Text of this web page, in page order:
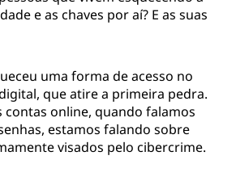
e as chaves por aí? E as suas
uma forma de acesso no
que atire a primeira pedra.
contas online, quando falamos
estamos falando sobre
visados pelo cibercrime.